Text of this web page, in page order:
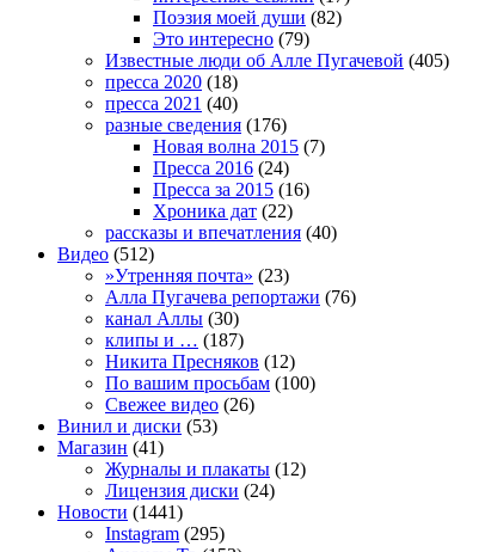
Поэзия моей души (82)
Это интересно (79)
Известные люди об Алле Пугачевой (405)
пресса 2020 (18)
пресса 2021 (40)
разные сведения (176)
Новая волна 2015 (7)
Пресса 2016 (24)
Пресса за 2015 (16)
Хроника дат (22)
рассказы и впечатления (40)
Видео (512)
»Утренняя почта» (23)
Алла Пугачева репортажи (76)
канал Аллы (30)
клипы и … (187)
Никита Пресняков (12)
По вашим просьбам (100)
Свежее видео (26)
Винил и диски (53)
Магазин (41)
Журналы и плакаты (12)
Лицензия диски (24)
Новости (1441)
Instagram (295)